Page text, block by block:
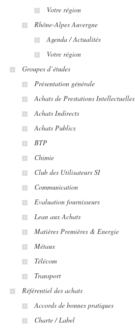
Votre région
Rhône-Alpes Auvergne
Agenda / Actualités
Votre région
Groupes d’études
Présentation générale
Achats de Prestations Intellectuelles
Achats Indirects
Achats Publics
BTP
Chimie
Club des Utilisateurs SI
Communication
Evaluation fournisseurs
Lean aux Achats
Matières Premières & Energie
Métaux
Télécom
Transport
Référentiel des achats
Accords de bonnes pratiques
Charte / Label